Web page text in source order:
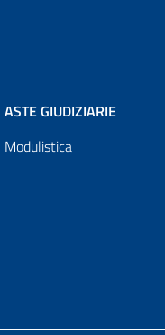
ASTE GIUDIZIARIE
Modulistica